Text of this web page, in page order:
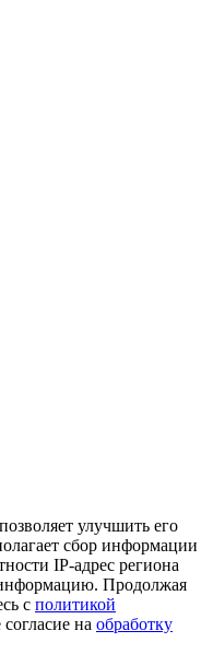
улучшить его
сбор информации
IP-адрес региона
Продолжая
с политикой
на обработку